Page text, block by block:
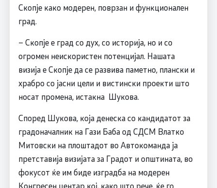
Скопје како модерен, поврзан и функционален
град.
– Скопје е град со дух, со историја, но и со
огромен неискористен потенцијал. Нашата
визија е Скопје да се развива паметно, плански и
храбро со јасни цели и вистински проекти што
носат промена, истакна Шукова.
Според Шукова, која денеска со кандидатот за
градоначалник на Гази Баба од СДСМ Влатко
Митовски на плоштадот во Автокоманда ја
претставија визијата за Градот и општината, во
фокусот ќе им биде изградба на модерен
Конгресен центар кој, како што рече, ќе го